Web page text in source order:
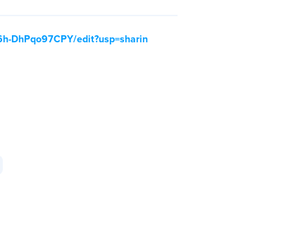
DhPqo97CPY/edit?usp=sharin